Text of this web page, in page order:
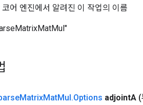
어 엔진에서 알려진 이 작업의 이름
MatrixMatMul.Options adjointA